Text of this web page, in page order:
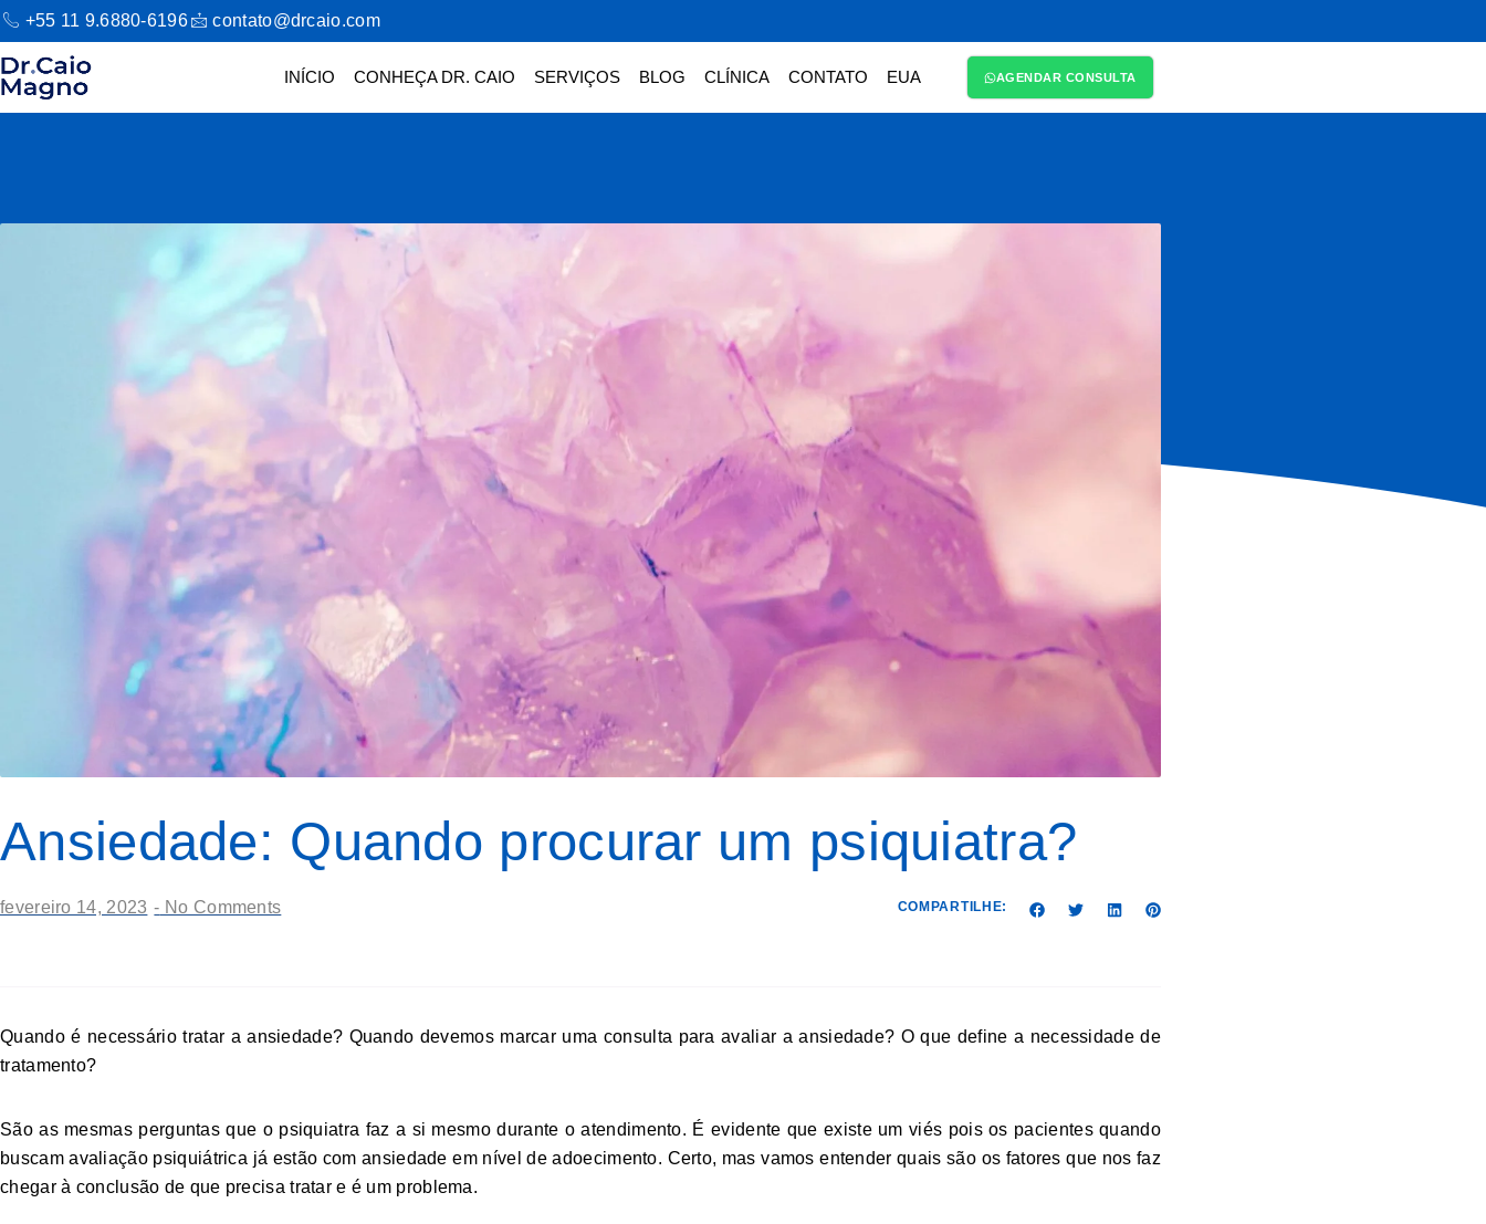
+55 11 9.6880-6196 contato@drcaio.com
INÍCIO CONHEÇA DR. CAIO SERVIÇOS BLOG CLÍNICA CONTATO EUA AGENDAR CONSULTA
Ansiedade: Quando procurar um psiquiatra?
fevereiro 14, 2023 - No Comments COMPARTILHE:
Quando é necessário tratar a ansiedade? Quando devemos marcar uma consulta para avaliar a ansiedade? O que define a necessidade de
tratamento?
São as mesmas perguntas que o psiquiatra faz a si mesmo durante o atendimento. É evidente que existe um viés pois os pacientes quando
buscam avaliação psiquiátrica já estão com ansiedade em nível de adoecimento. Certo, mas vamos entender quais são os fatores que nos faz
chegar à conclusão de que precisa tratar e é um problema.